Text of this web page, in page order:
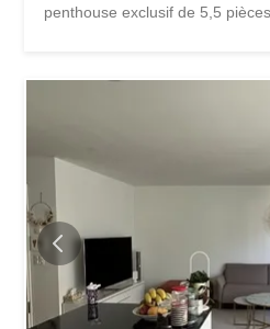
penthouse exclusif de 5,5
généreuse d’environ 152 m²,
ses matériaux de qualité et
unique, qui offre une vue
À quelques minutes à pied,
lac – un endroit où le quotidien
Que ce soit une promenade
baignade rafraîchissante lors
ou une soirée paisible au bord
autres passent leurs loisirs.
en dernier étage avec un
pièces avec environ 152 m² de
Balcon d’environ 25 m²